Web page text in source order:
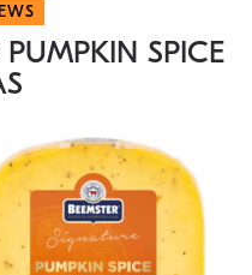
SPICE